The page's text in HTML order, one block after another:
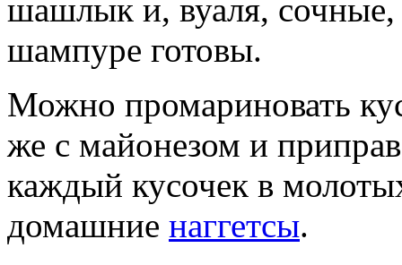
шашлык и, вуаля, сочные,
шампуре готовы.
Можно промариновать
же с майонезом и
каждый кусочек в
домашние наггетсы.